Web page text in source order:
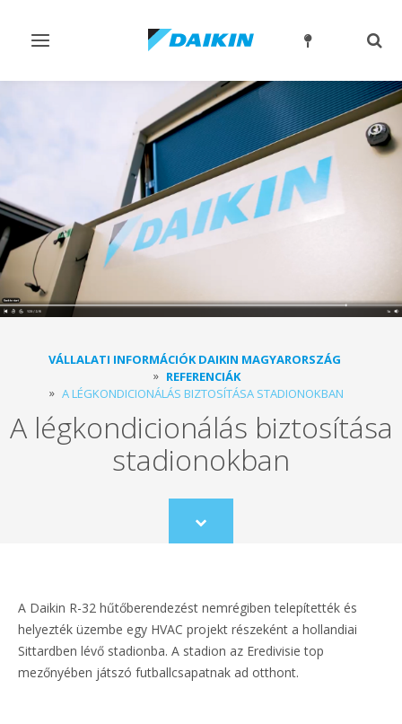
Navigáció
VÁLLALATI INFORMÁCIÓK DAIKIN MAGYARORSZÁG
REFERENCIÁK
A LÉGKONDICIONÁLÁS BIZTOSÍTÁSA STADIONOKBAN
A légkondicionálás biztosítása
stadionokban
Scroll
to
A Daikin R-32 hűtőberendezést nemrégiben telepítették és
helyezték üzembe egy HVAC projekt részeként a hollandiai
Sittardben lévő stadionba. A stadion az Eredivisie top
mezőnyében játszó futballcsapatnak ad otthont.